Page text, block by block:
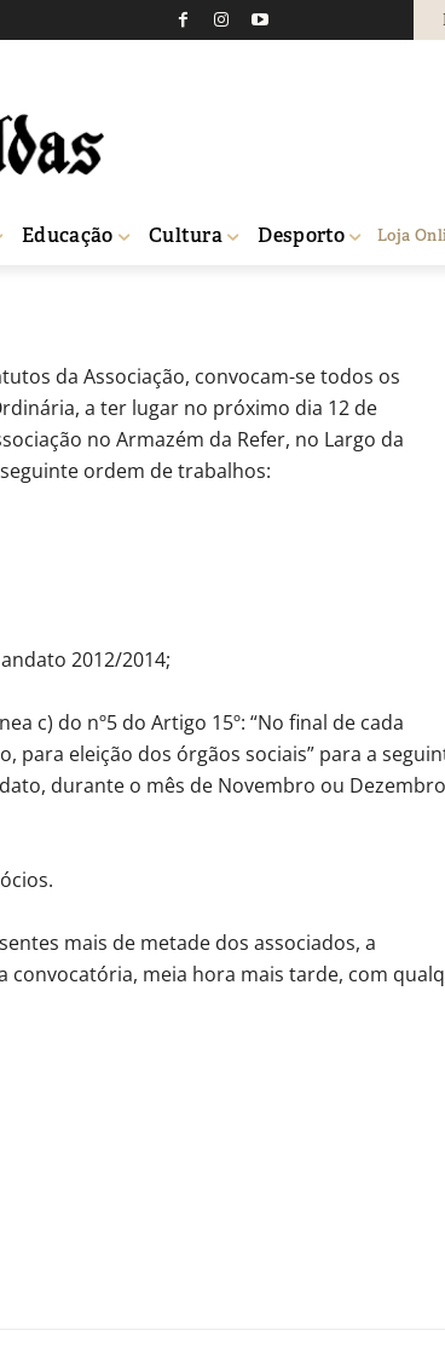
Educação Cultura Desporto Loja
do Oeste
da Associação, convocam-se todos os
a ter lugar no próximo dia 12 de
no Armazém da Refer, no Largo da
ordem de trabalhos:
2012/2014;
c) do nº5 do Artigo 15º: “No final de cada
para eleição dos órgãos sociais” para a
durante o mês de Novembro ou
mais de metade dos associados, a
convocatória, meia hora mais tarde, com